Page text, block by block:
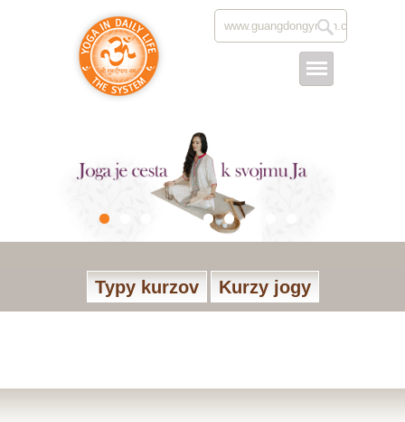
Typy kurzov Kurzy jogy